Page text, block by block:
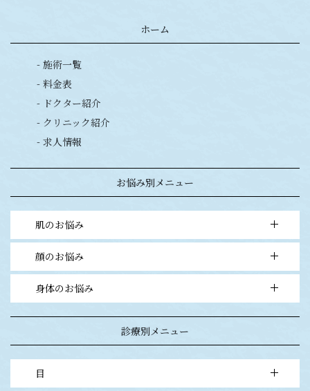
ホーム
- 施術一覧
- 料金表
- ドクター紹介
- クリニック紹介
- 求人情報
お悩み別メニュー
肌のお悩み
- 毛穴の開き・黒ずみ・ニキビ
- シミ・アザ・ソバカス
- 目立つホクロ・イボ
顔のお悩み
- 二重まぶた・目元
- エイジングケア
身体のお悩み
- ムダ毛
診療別メニュー
目